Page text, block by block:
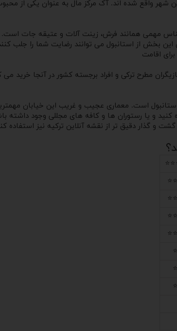
مهمی همانند فرش، زینت آلات و عتیقه جات است.
این بخش از استانبول می توانند رضایت شما را جلب
اقامت
مطرح ترکی و افراد برجسته کشور در آنجا خرید
استانبول است. معماری عجیب و غریب این خیابان
و گذار دقیق تر از نقشه آنلاین ترکیه نیز استفاده